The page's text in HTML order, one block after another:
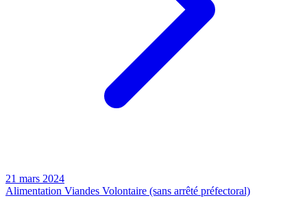
21 mars 2024
Alimentation Viandes Volontaire (sans arrêté préfectoral)